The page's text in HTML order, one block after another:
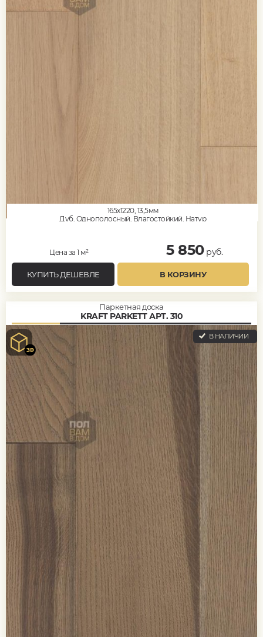
165x1220, 13,5мм
Дуб, Однополосный, Влагостойкий, Натур
Цена за 1 м² 5 850руб.
КУПИТЬ ДЕШЕВЛЕ В КОРЗИНУ
Паркетная доска
KRAFT PARKETT АРТ. 310
В НАЛИЧИИ